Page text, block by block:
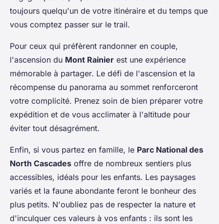
toujours quelqu'un de votre itinéraire et du temps que
vous comptez passer sur le trail.
Pour ceux qui préfèrent randonner en couple,
l'ascension du Mont Rainier est une expérience
mémorable à partager. Le défi de l'ascension et la
récompense du panorama au sommet renforceront
votre complicité. Prenez soin de bien préparer votre
expédition et de vous acclimater à l'altitude pour
éviter tout désagrément.
Enfin, si vous partez en famille, le Parc National des
North Cascades offre de nombreux sentiers plus
accessibles, idéals pour les enfants. Les paysages
variés et la faune abondante feront le bonheur des
plus petits. N'oubliez pas de respecter la nature et
d'inculquer ces valeurs à vos enfants : ils sont les